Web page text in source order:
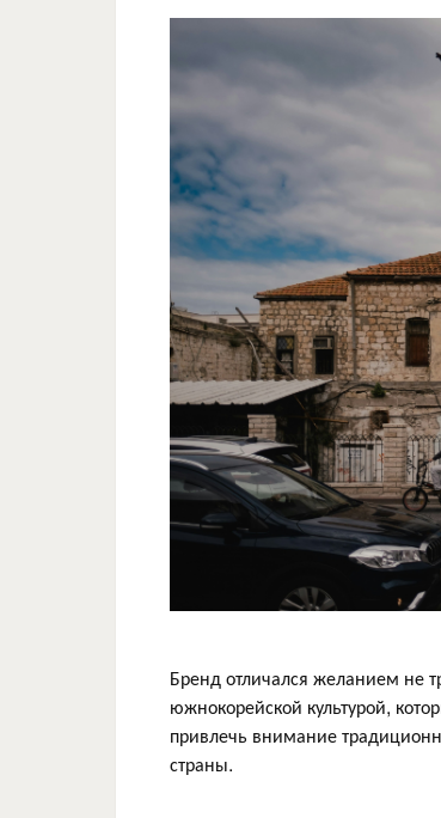
Бренд отличался желанием не
южнокорейской культурой,
привлечь внимание
страны.